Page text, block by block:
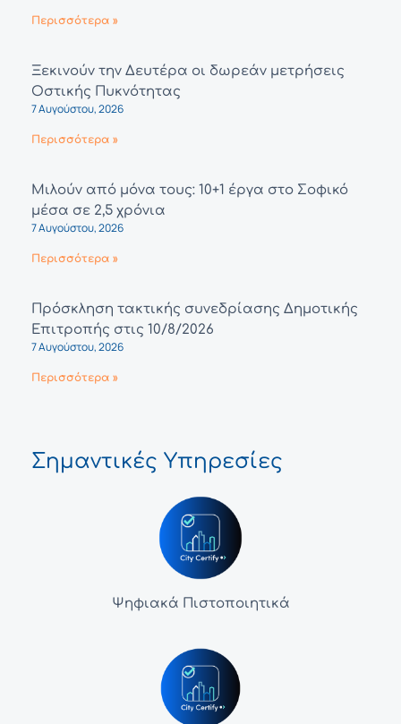
Περισσότερα »
Ξεκινούν την Δευτέρα οι δωρεάν μετρήσεις
Οστικής Πυκνότητας
7 Αυγούστου, 2026
Περισσότερα »
Μιλούν από μόνα τους: 10+1 έργα στο Σοφικό
μέσα σε 2,5 χρόνια
7 Αυγούστου, 2026
Περισσότερα »
Πρόσκληση τακτικής συνεδρίασης Δημοτικής
Επιτροπής στις 10/8/2026
7 Αυγούστου, 2026
Περισσότερα »
Σημαντικές Υπηρεσίες
Ψηφιακά Πιστοποιητικά